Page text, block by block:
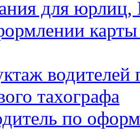
для
карты
водителей
тахографа
по